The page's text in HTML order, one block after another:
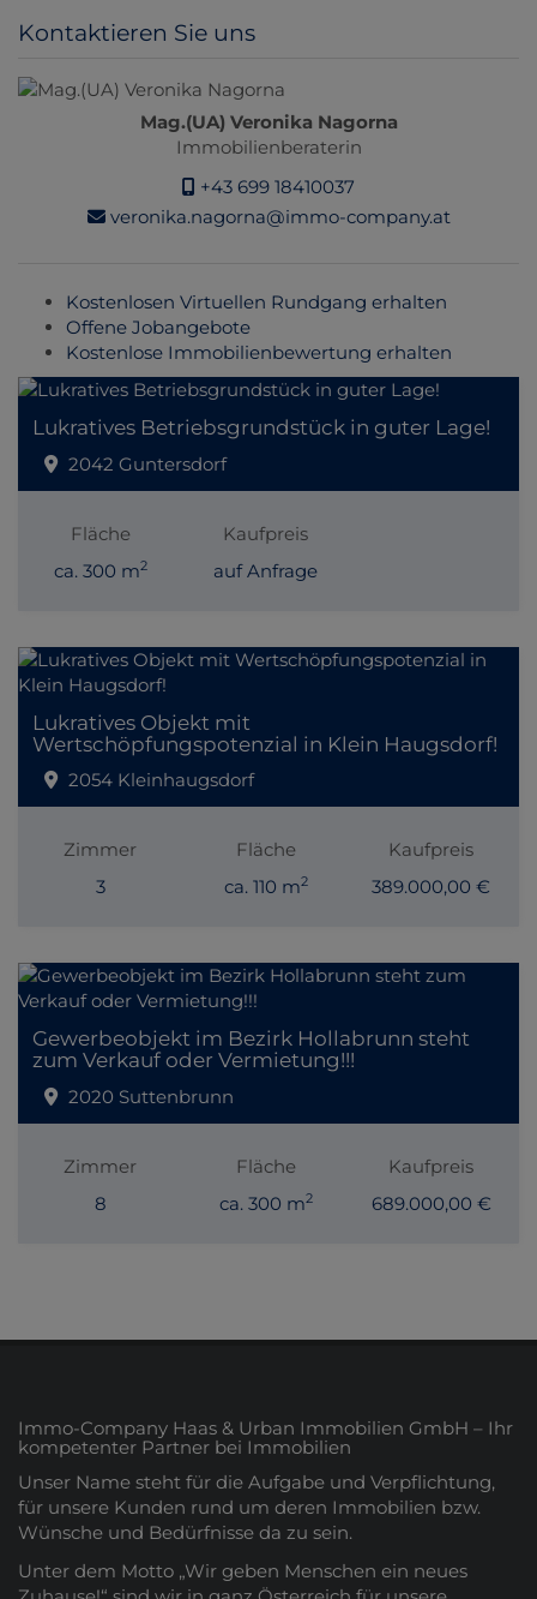
Kontaktieren Sie uns
Mag.(UA) Veronika Nagorna
Immobilienberaterin
+43 699 18410037
veronika.nagorna@immo-company.at
Kostenlosen Virtuellen Rundgang erhalten
Offene Jobangebote
Kostenlose Immobilienbewertung erhalten
Lukratives Betriebsgrundstück in guter Lage!
2042 Guntersdorf
Fläche
ca. 300 m2
Kaufpreis
auf Anfrage
Lukratives Objekt mit
Wertschöpfungspotenzial in Klein Haugsdorf!
2054 Kleinhaugsdorf
Zimmer
3
Fläche
ca. 110 m2
Kaufpreis
389.000,00 €
Gewerbeobjekt im Bezirk Hollabrunn steht
zum Verkauf oder Vermietung!!!
2020 Suttenbrunn
Zimmer
8
Fläche
ca. 300 m2
Kaufpreis
689.000,00 €
Immo-Company Haas & Urban Immobilien GmbH – Ihr
kompetenter Partner bei Immobilien
Unser Name steht für die Aufgabe und Verpflichtung,
für unsere Kunden rund um deren Immobilien bzw.
Wünsche und Bedürfnisse da zu sein.
Unter dem Motto „Wir geben Menschen ein neues